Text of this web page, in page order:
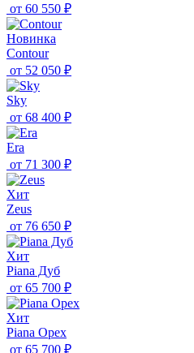
от 60 550 ₽
Новинка
Contour
от 52 050 ₽
Sky
от 68 400 ₽
Era
от 71 300 ₽
Хит
Zeus
от 76 650 ₽
Хит
Piana Дуб
от 65 700 ₽
Хит
Piana Орех
от 65 700 ₽